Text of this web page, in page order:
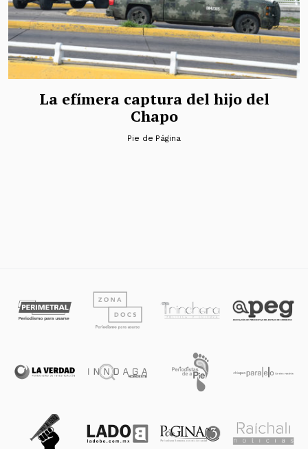
La efímera captura del hijo del
Chapo
Pie de Página